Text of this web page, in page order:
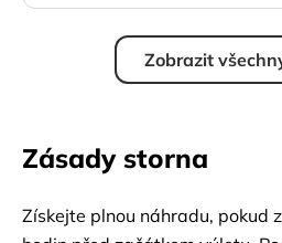
Zobrazit
Zásady storna
Získejte plnou náhradu, pokud